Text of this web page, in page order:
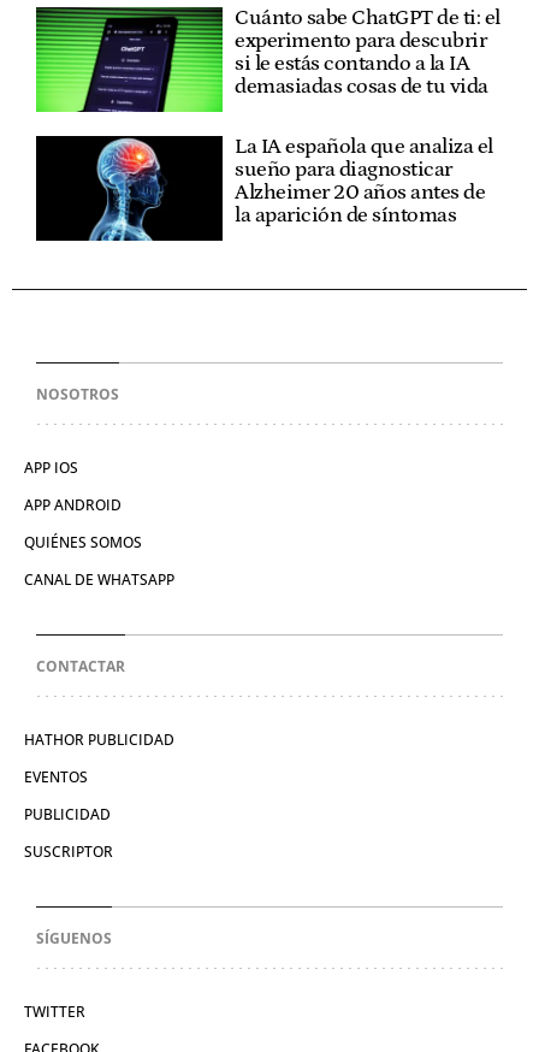
Cuánto sabe ChatGPT de ti: el
experimento para descubrir
si le estás contando a la IA
demasiadas cosas de tu vida
La IA española que analiza el
sueño para diagnosticar
Alzheimer 20 años antes de
la aparición de síntomas
NOSOTROS
APP IOS
APP ANDROID
QUIÉNES SOMOS
CANAL DE WHATSAPP
CONTACTAR
HATHOR PUBLICIDAD
EVENTOS
PUBLICIDAD
SUSCRIPTOR
SÍGUENOS
TWITTER